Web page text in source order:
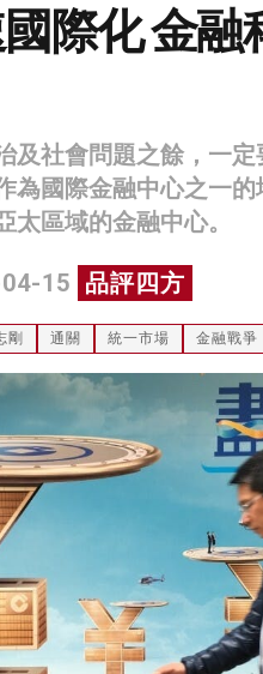
際化 金融
及社會問題之餘，一
為國際金融中心之一
區域的金融中心。
15 品評四方
剛 通關 統一市場 金融戰爭